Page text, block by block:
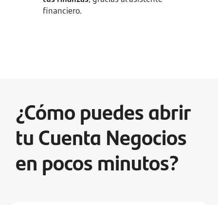
financiero.
¿Cómo puedes abrir
tu Cuenta Negocios
en pocos minutos?